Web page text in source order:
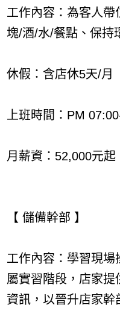
工作內容：為客人
塊/酒/水/餐點、保持
休假：含店休5天/月
上班時間：PM
月薪資：52,000元起
【 儲備幹部 】
工作內容：學習現場
屬實習階段，店家
資訊，以晉升店家幹